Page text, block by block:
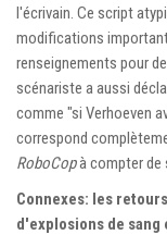
l'écrivain. Ce script
modifications
renseignements pour
scénariste a aussi
comme "si Verhoeven
correspond
RoboCopà compter de
Connexes: les
d'explosions de sang